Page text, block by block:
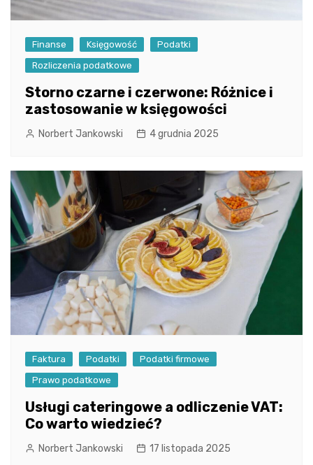
Finanse Księgowość
Podatki
Rozliczenia podatkowe
Storno czarne i czerwone: Różnice i
zastosowanie w księgowości
Norbert Jankowski 4 grudnia 2025
Faktura Podatki
Podatki firmowe
Prawo podatkowe
Usługi cateringowe a odliczenie VAT:
Co warto wiedzieć?
Norbert Jankowski 17 listopada 2025